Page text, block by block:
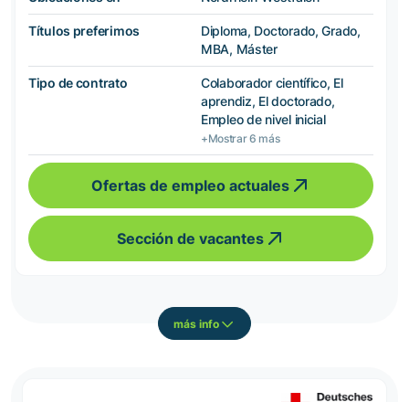
Títulos preferimos
Diploma, Doctorado, Grado,
MBA, Máster
Tipo de contrato
Colaborador científico, El
aprendiz, El doctorado,
Empleo de nivel inicial
+Mostrar 6 más
Ofertas de empleo actuales
Sección de vacantes
más info